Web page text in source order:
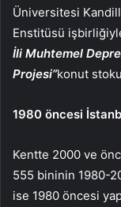
Üniversitesi
Enstitüsü işbirliğiyle
İli Muhtemel
Projesi”konut
1980 öncesi
Kentte 2000 ve
555 bininin 1980-
ise 1980 öncesi